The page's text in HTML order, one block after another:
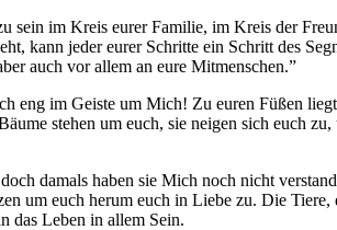
sein im Kreis eurer Familie, im Kreis der
kann jeder eurer Schritte ein Schritt des
auch vor allem an eure Mitmenschen.”
eng im Geiste um Mich! Zu euren Füßen
stehen um euch, sie neigen sich euch
damals haben sie Mich noch nicht
um euch herum euch in Liebe zu. Die Tiere,
das Leben in allem Sein.